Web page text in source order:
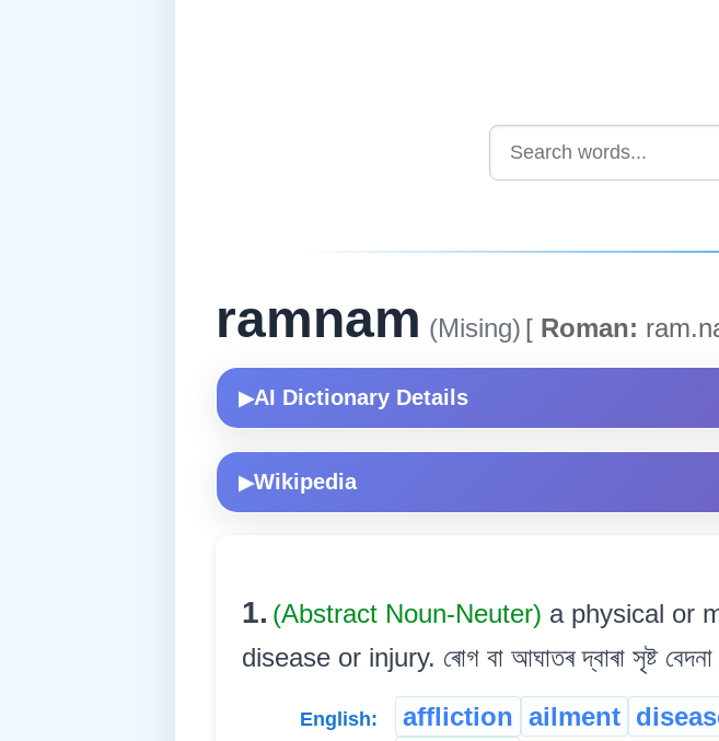
ramnam (Mising) [ Roman:
▶AI Dictionary Details
▶Wikipedia
1. (Abstract Noun-Neuter) a physical or
disease or injury. ৰোগ বা আঘাতৰ দ্বাৰা সৃষ্ট বেদনা
English: affliction ailment